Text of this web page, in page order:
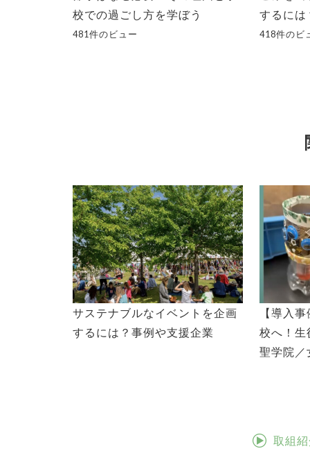
校での過ごし方を学ぼう
481件のビュー
するに
418件のビ
サステナブルなイベントを企画
するには？事例や支援企業
【導入
校へ！生
聖学院／
取組